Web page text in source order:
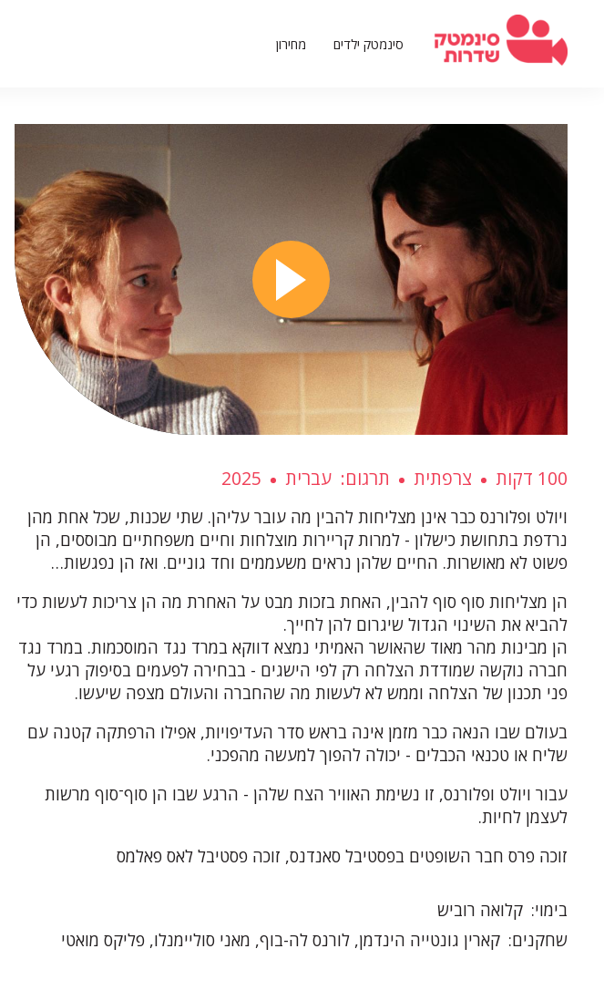
העיקרי
סינמטק ילדים מחירון
100 דקות צרפתית תרגום עברית 2025
ויולט ופלורנס כבר אינן מצליחות להבין מה עובר עליהן. שתי שכנות, שכל אחת מהן
נרדפת בתחושת כישלון - למרות קריירות מוצלחות וחיים משפחתיים מבוססים, הן
פשוט לא מאושרות. החיים שלהן נראים משעממים וחד גוניים. ואז הן נפגשות…
הן מצליחות סוף סוף להבין, האחת בזכות מבט על האחרת מה הן צריכות לעשות כדי
להביא את השינוי הגדול שיגרום להן לחייך.
הן מבינות מהר מאוד שהאושר האמיתי נמצא דווקא במרד נגד המוסכמות. במרד נגד
חברה נוקשה שמודדת הצלחה רק לפי הישגים - בבחירה לפעמים בסיפוק רגעי על
פני תכנון של הצלחה וממש לא לעשות מה שהחברה והעולם מצפה שיעשו.
בעולם שבו הנאה כבר מזמן אינה בראש סדר העדיפויות, אפילו הרפתקה קטנה עם
שליח או טכנאי הכבלים - יכולה להפוך למעשה מהפכני.
עבור ויולט ופלורנס, זו נשימת האוויר הצח שלהן - הרגע שבו הן סוף־סוף מרשות
לעצמן לחיות.
זוכה פרס חבר השופטים בפסטיבל סאנדנס, זוכה פסטיבל לאס פאלמס
בימוי קלואה רוביש
שחקנים קארין גונטייה הינדמן, לורנס לה-בוף, מאני סוליימנלו, פליקס מואטי